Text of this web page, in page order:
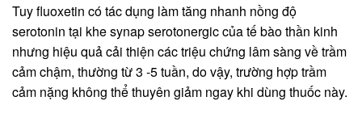
Tuy fluoxetin có tác dụng làm tăng nhanh nồng độ
serotonin tại khe synap serotonergic của tế bào thần kinh
nhưng hiệu quả cải thiện các triệu chứng lâm sàng về trầm
cảm chậm, thường từ 3 -5 tuần, do vậy, trường hợp trầm
cảm nặng không thể thuyên giảm ngay khi dùng thuốc này.